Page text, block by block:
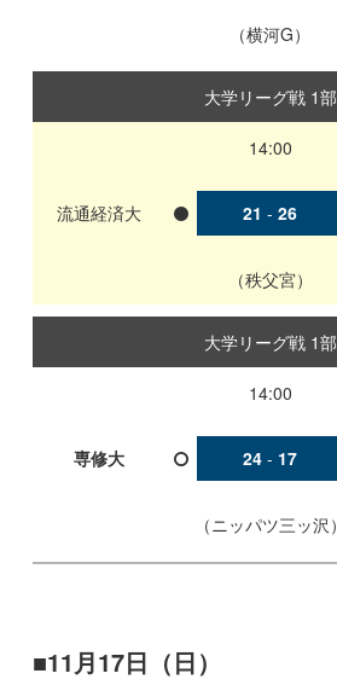
横河G
大学リーグ戦 1部
14:00
流通経済大 21 - 26
秩父宮
大学リーグ戦 1部
14:00
専修大 24 - 17
ニッパツ三ッ沢
11月17日（日）